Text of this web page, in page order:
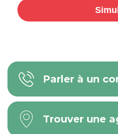
Parler à un
Trouver une